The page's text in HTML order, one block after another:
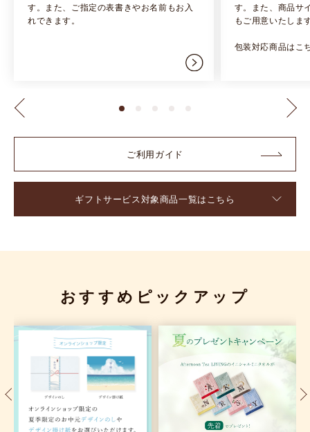
す。また、ご指定の表書きやお名前もお入
れできます。
す。また、商品サ
もご用意いたしま
包装対応商品はこ
ご利用ガイド
ギフトサービス対象商品一覧はこちら
おすすめピックアップ